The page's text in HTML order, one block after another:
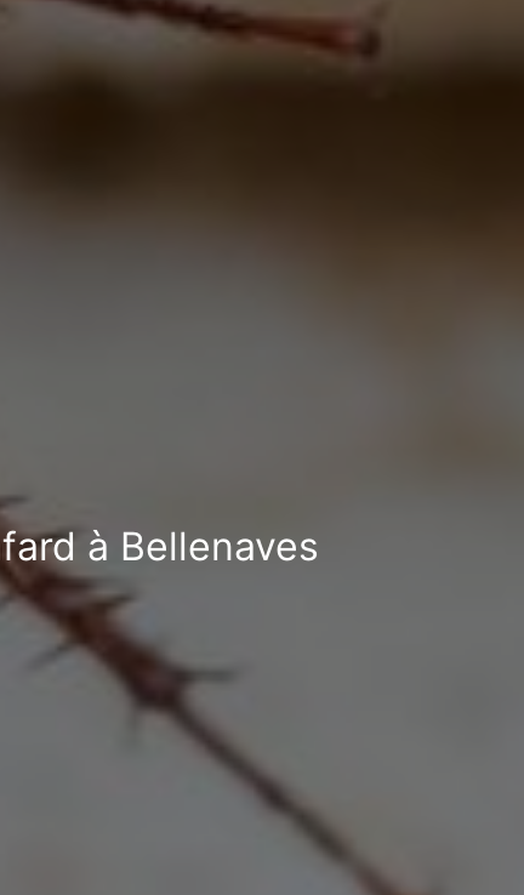
à Bellenaves